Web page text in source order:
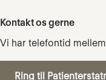
Kontakt os gerne
Vi har telefontid
Ring til